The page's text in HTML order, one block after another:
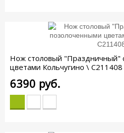
Нож столовый "Праздничный"
цветами Кольчугино \ С211408
6390 руб.